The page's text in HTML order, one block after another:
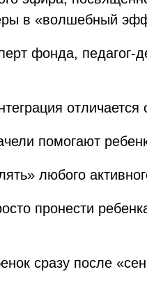
в «волшебный
фонда, педагог-
отличается
помогают
любого
пронести
сразу после